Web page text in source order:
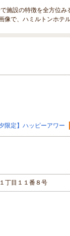
施設の特徴を全方位み
像で、ハミルトンホテ
限定】ハッピーアワー
丁目１１番８号